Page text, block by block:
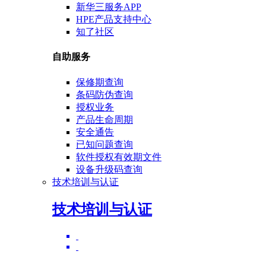
新华三服务APP
HPE产品支持中心
知了社区
自助服务
保修期查询
条码防伪查询
授权业务
产品生命周期
安全通告
已知问题查询
软件授权有效期文件
设备升级码查询
技术培训与认证
技术培训与认证